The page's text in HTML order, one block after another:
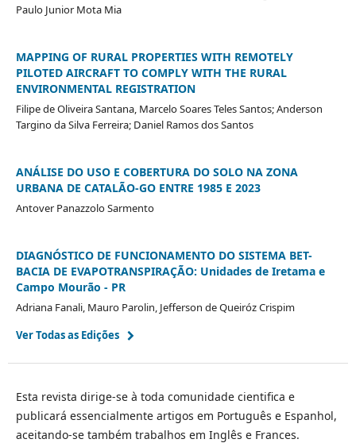
Paulo Junior Mota Mia
MAPPING OF RURAL PROPERTIES WITH REMOTELY
PILOTED AIRCRAFT TO COMPLY WITH THE RURAL
ENVIRONMENTAL REGISTRATION
Filipe de Oliveira Santana, Marcelo Soares Teles Santos; Anderson
Targino da Silva Ferreira; Daniel Ramos dos Santos
ANÁLISE DO USO E COBERTURA DO SOLO NA ZONA
URBANA DE CATALÃO-GO ENTRE 1985 E 2023
Antover Panazzolo Sarmento
DIAGNÓSTICO DE FUNCIONAMENTO DO SISTEMA BET-
BACIA DE EVAPOTRANSPIRAÇÃO: Unidades de Iretama e
Campo Mourão - PR
Adriana Fanali, Mauro Parolin, Jefferson de Queiróz Crispim
Ver Todas as Edições
Esta revista dirige-se à toda comunidade cientifica e
publicará essencialmente artigos em Português e Espanhol,
aceitando-se também trabalhos em Inglês e Frances.